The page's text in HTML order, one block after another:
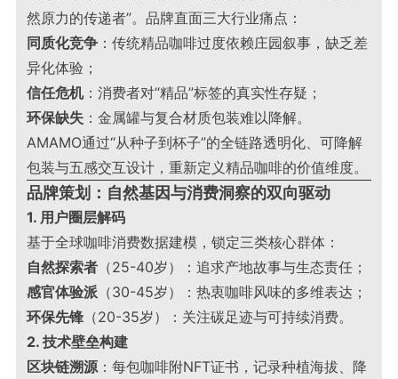
然原力的传递者”。品牌直面三大行业痛点：
同质化竞争 ：传统精品咖啡过度依赖庄园叙事，缺乏差
异化体验；
信任危机：消费者对“精品”标签的真实性存疑；
环保缺失 ：金属罐与复合材质包装难以降解。
AMAMO通过“从种子到杯子”的全链路透明化、可降解
包装与五感交互设计，重新定义精品咖啡的价值维度。
品牌策划：自然基因与消费洞察的双向驱动
1. 用户圈层解码
基于全球咖啡消费数据建模，锁定三类核心群体：
自然探索者 （25-40岁）：追求产地故事与生态责任；
感官体验派 （30-45岁）：热衷咖啡风味的多维表达；
环保先锋 （20-35岁）：关注碳足迹与可持续消费。
2. 技术壁垒构建
区块链溯源：每包咖啡附NFT证书，记录种植海拔、降